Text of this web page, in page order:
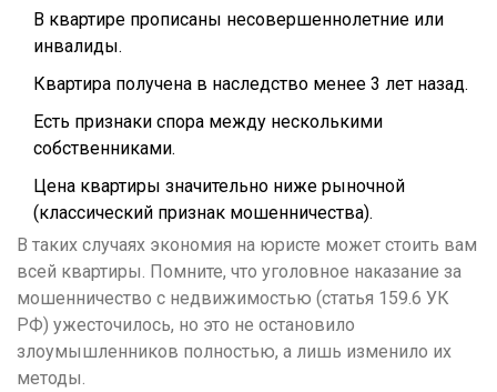
В квартире прописаны несовершеннолетние или
инвалиды.
Квартира получена в наследство менее 3 лет назад.
Есть признаки спора между несколькими
собственниками.
Цена квартиры значительно ниже рыночной
(классический признак мошенничества).
В таких случаях экономия на юристе может стоить вам
всей квартиры. Помните, что уголовное наказание за
мошенничество с недвижимостью (статья 159.6 УК
РФ) ужесточилось, но это не остановило
злоумышленников полностью, а лишь изменило их
методы.